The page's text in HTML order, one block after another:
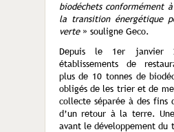
biodéchets conformément
la transition énergétique
verte» souligne Geco.
Depuis le 1er janvier
établissements de
plus de 10 tonnes de
obligés de les trier et de
collecte séparée à des fins
d’un retour à la terre.
avant le développement du